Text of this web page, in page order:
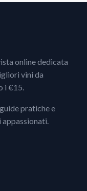
online dedicata
vini da
i €15.
pratiche e